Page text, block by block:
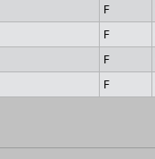
F
F
F
F